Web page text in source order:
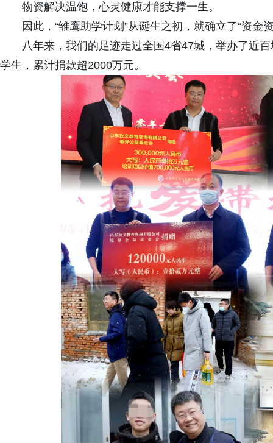
物资解决温饱，心灵健康才能支撑一生。
因此，“雏鹰助学计划”从诞生之初，就确立了“资金
八年来，我们的足迹走过全国4省47城，举办了近
学生，累计捐款超2000万元。